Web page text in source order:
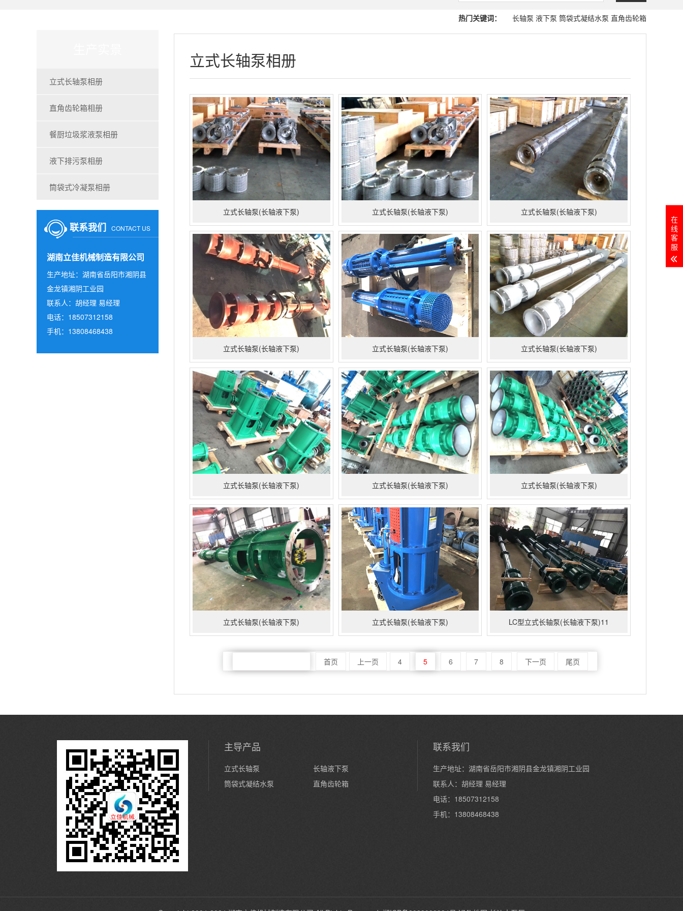
热门关键词： 长轴泵 液下泵 筒袋式凝结水泵 直角齿轮箱
立式长轴泵相册
直角齿轮箱相册
餐厨垃圾浆液泵相册
液下排污泵相册
筒袋式冷凝泵相册
联系我们 CONTACT US
湖南立佳机械制造有限公司
生产地址：湖南省岳阳市湘阴县
金龙镇湘阴工业园
联系人：胡经理 易经理
电话：18507312158
手机：13808468438
立式长轴泵相册
立式长轴泵(长轴液下泵) 立式长轴泵(长轴液下泵) 立式长轴泵(长轴液下泵)
立式长轴泵(长轴液下泵) 立式长轴泵(长轴液下泵) 立式长轴泵(长轴液下泵)
立式长轴泵(长轴液下泵) 立式长轴泵(长轴液下泵) 立式长轴泵(长轴液下泵)
立式长轴泵(长轴液下泵) 立式长轴泵(长轴液下泵) LC型立式长轴泵(长轴液下泵)11
首页 上一页 4 5 6 7 8 下一页 尾页
主导产品
立式长轴泵
长轴液下泵
筒袋式凝结水泵
直角齿轮箱
联系我们
生产地址：湖南省岳阳市湘阴县金龙镇湘阴工业园
联系人：胡经理 易经理
电话：18507312158
手机：13808468438
在
线
客
服